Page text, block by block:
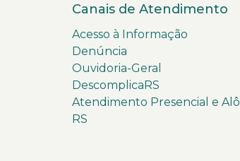
Canais de Atendimento
Acesso à Informação
Denúncia
Ouvidoria-Geral
DescomplicaRS
Atendimento Presencial e Alô
RS